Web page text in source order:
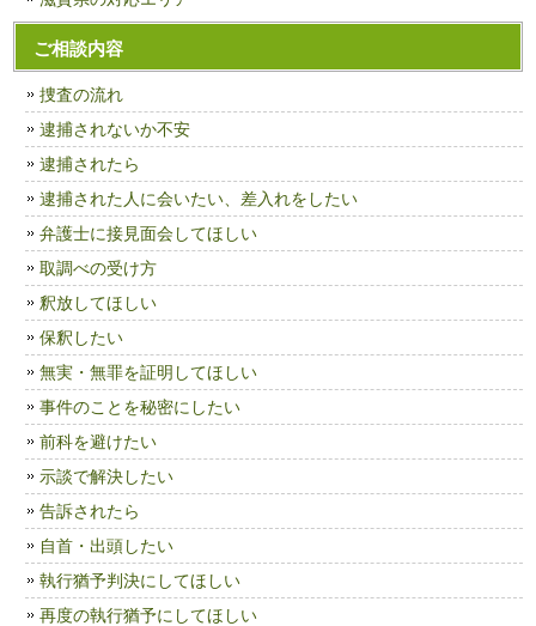
ご相談内容
捜査の流れ
逮捕されないか不安
逮捕されたら
逮捕された人に会いたい、差入れをしたい
弁護士に接見面会してほしい
取調べの受け方
釈放してほしい
保釈したい
無実・無罪を証明してほしい
事件のことを秘密にしたい
前科を避けたい
示談で解決したい
告訴されたら
自首・出頭したい
執行猶予判決にしてほしい
再度の執行猶予にしてほしい